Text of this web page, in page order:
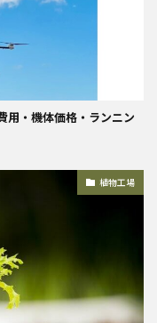
用・機体価格・ランニン
植物工場